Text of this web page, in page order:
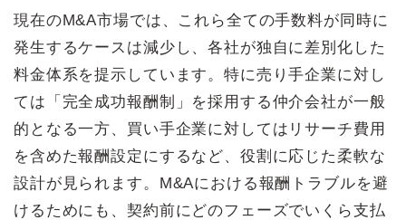
現在のM&A市場では、これら全ての手数料が同時に
発生するケースは減少し、各社が独自に差別化した
料金体系を提示しています。特に売り手企業に対し
ては「完全成功報酬制」を採用する仲介会社が一般
的となる一方、買い手企業に対してはリサーチ費用
を含めた報酬設定にするなど、役割に応じた柔軟な
設計が見られます。M&Aにおける報酬トラブルを避
けるためにも、契約前にどのフェーズでいくら支払